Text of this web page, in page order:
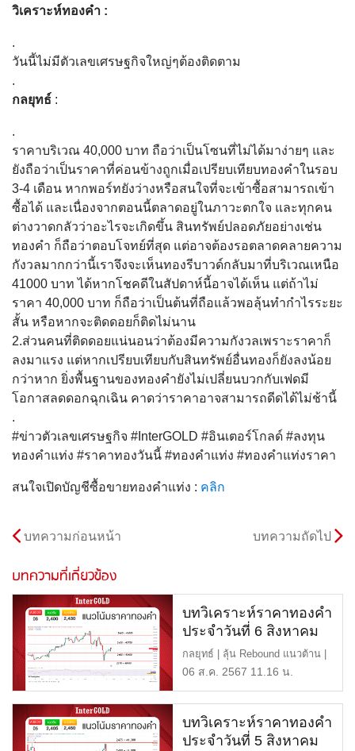
วิเคราะห์ทองคำ :
.
วันนี้ไม่มีตัวเลขเศรษฐกิจใหญ่ๆต้องติดตาม
.
กลยุทธ์ :
.
ราคาบริเวณ 40,000 บาท ถือว่าเป็นโซนที่ไม่ได้มาง่ายๆ และ
ยังถือว่าเป็นราคาที่ค่อนข้างถูกเมื่อเปรียบเทียบทองคำในรอบ
3-4 เดือน หากพอร์ทยังว่างหรือสนใจที่จะเข้าซื้อสามารถเข้า
ซื้อได้ และเนื่องจากตอนนี้ตลาดอยู่ในภาวะตกใจ และทุกคน
ต่างวาดกลัวว่าอะไรจะเกิดขึ้น สินทรัพย์ปลอดภัยอย่างเช่น
ทองคำ ก็ถือว่าตอบโจทย์ที่สุด แต่อาจต้องรอตลาดคลายความ
กังวลมากกว่านี้เราจึงจะเห็นทองรีบาวด์กลับมาที่บริเวณเหนือ
41000 บาท ได้หากโชคดีในสัปดาห์นี้อาจได้เห็น แต่ถ้าไม่
ราคา 40,000 บาท ก็ถือว่าเป็นต้นที่ถือแล้วพอลุ้นทำกำไรระยะ
สั้น หรือหากจะติดดอยก็ติดไม่นาน
2.ส่วนคนที่ติดดอยแน่นอนว่าต้องมีความกังวลเพราะราคาก็
ลงมาแรง แต่หากเปรียบเทียบกับสินทรัพย์อื่นทองก็ยังลงน้อย
กว่าหาก ยิ่งพื้นฐานของทองคำยังไม่เปลี่ยนบวกกับเฟดมี
โอกาสลดดอกฉุกเฉิน คาดว่าราคาอาจสามารถดีดได้ไม่ช้านี้
.
#ข่าวตัวเลขเศรษฐกิจ #InterGOLD #อินเตอร์โกลด์ #ลงทุน
ทองคำแท่ง #ราคาทองวันนี้ #ทองคำแท่ง #ทองคำแท่งราคา
สนใจเปิดบัญชีซื้อขายทองคำแท่ง : คลิก
บทความก่อนหน้า บทความถัดไป
บทความที่เกี่ยวข้อง
บทวิเคราะห์ราคาทองคำ
ประจำวันที่ 6 สิงหาคม
2567
กลยุทธ์ | ลุ้น Rebound แนวต้าน |
$2,430 หรือ 40,750 […]
06 ส.ค. 2567 11.16 น.
บทวิเคราะห์ราคาทองคำ
ประจำวันที่ 5 สิงหาคม